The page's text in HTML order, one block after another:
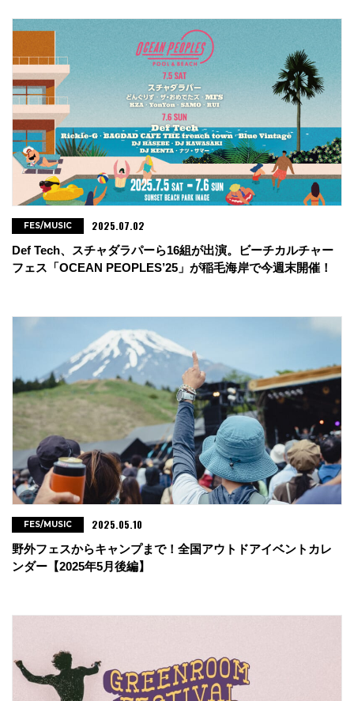
Def Tech、スチャダラパーら16組が出演。ビーチカルチャー
フェス「OCEAN PEOPLES’25」が稲毛海岸で今週末開催！
FES/MUSIC 2025.07.02
野外フェスからキャンプまで！全国アウトドアイベントカレ
ンダー【2025年5月後編】
FES/MUSIC 2025.05.10